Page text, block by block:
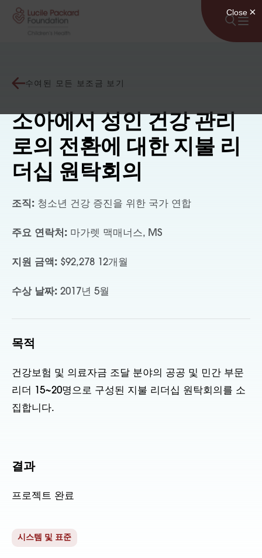
콘텐츠로 건너뛰기
수여된 모든 보조금 보기
소아에서 성인 건강 관리
로의 전환에 대한 지불 리
더십 원탁회의
조직: 청소년 건강 증진을 위한 국가 연합
주요 연락처: 마가렛 맥매너스, MS
지원 금액: $92,278 12개월
수상 날짜: 2017년 5월
목적
건강보험 및 의료자금 조달 분야의 공공 및 민간 부문
리더 15~20명으로 구성된 지불 리더십 원탁회의를 소
집합니다.
결과
프로젝트 완료
시스템 및 표준